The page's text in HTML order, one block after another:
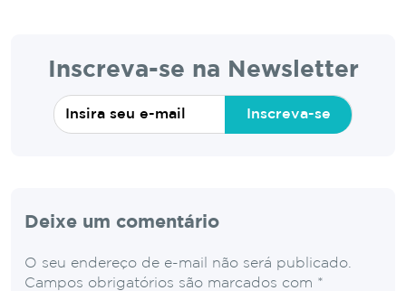
Inscreva-se na Newsletter
Inscreva-se
Deixe um comentário
O seu endereço de e-mail não será publicado.
Campos obrigatórios são marcados com *